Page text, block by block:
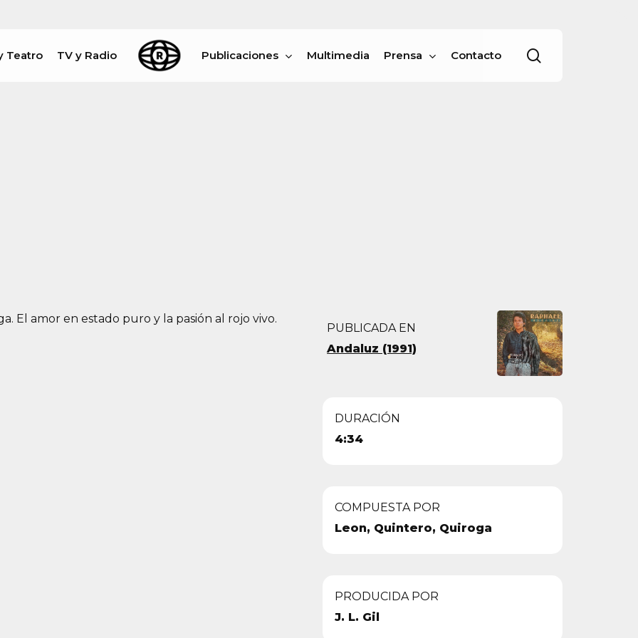
Teatro TV y Radio Publicaciones Multimedia Prensa Contacto
El amor en estado puro y la pasión al rojo vivo.
PUBLICADA EN
Andaluz (1991)
DURACIÓN
4:34
COMPUESTA POR
Leon, Quintero, Quiroga
PRODUCIDA POR
J. L. Gil